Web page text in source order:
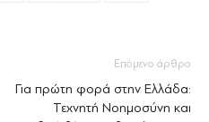
Επόμενο άρθρο
Για πρώτη φορά στην Ελλάδα:
Τεχνητή Νοημοσύνη και